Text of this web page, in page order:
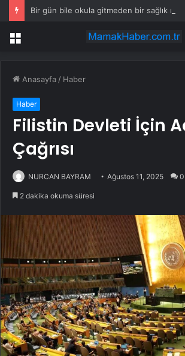
Menü
Anasayfa / Haber
Haber
Filistin Devleti İçin
Çağrısı
NURCAN BAYRAM Ağustos 11, 2025 0
2 dakika okuma süresi